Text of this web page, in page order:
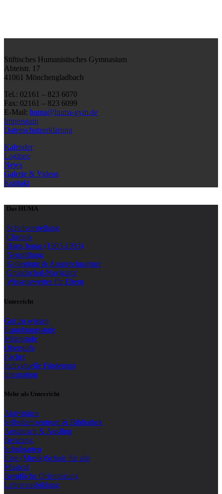
Stiftisches Humanistisches Gymnasium
Abteistr. 17
41061 Mönchengladbach
Tel.: 02161 – 823 6070
Fax: 02161 – 823 6099
E-Mail: huma@huma-gym.de
Impressum
Datenschutzerklärung
Kalender
Logineo
News
Galerie & Videos
Kontakt
Das HUMA
Schulvorstellung
Chronik
Hans Jonas (1903-1993)
Neustiftung
Kollegium & Ansprechpartner
Grundschul-Navigator
Wissenswertes für Eltern
Unterricht
Gut zu wissen
Erprobungsstufe
Mittelstufe
Oberstufe
Fächer
Individuelle Förderung
Integration
Mehr als Unterricht
Aktivitäten
Selbstlernzentrum & Bibliothek
Austausch & Ausflug
Beratung
Schulgarten
Eine (Musik)Schule für alle
Musical
Berufliche Orientierung
Lehrerausbildung